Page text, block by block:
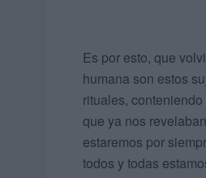
Es por esto, que
humana son estos
rituales,
que ya nos
estaremos por
todos y todas